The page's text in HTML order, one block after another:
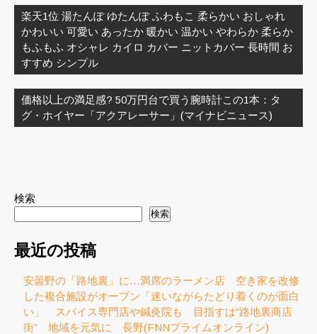
稿
ナ
ビ
ゲ
ー
シ
ョ
ン
楽天1位 湯たんぽ ゆたんぽ ふわもこ 柔らかい おしゃれ
かわいい 可愛い あったか 暖かい 温かい やわらか 柔らか
もふもふ オシャレ カイロ カバー ニットカバー 長時間 お
すすめ シンプル
価格以上の満足感? 50万円台で買う腕時計この1本：タ
グ・ホイヤー「アクアレーサー」(マイナビニュース)
検索
検索
最近の投稿
安曇野の「路地裏」に…満席のラーメン店 空き家を改修
した複合施設がオープン「迷いながらたどり着くのが面白
い」 スパイス専門店や鍼灸院も 目指すは“路地裏商店
街” 地域を元気に 長野(FNNプライムオンライン)